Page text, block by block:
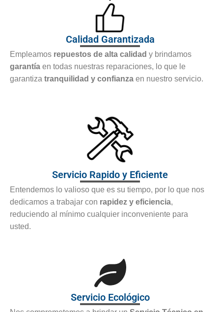
Calidad Garantizada
Empleamos repuestos de alta calidad y brindamos
garantía en todas nuestras reparaciones, lo que le
garantiza tranquilidad y confianza en nuestro servicio.
Servicio Rapido y Eficiente
Entendemos lo valioso que es su tiempo, por lo que nos
dedicamos a trabajar con rapidez y eficiencia,
reduciendo al mínimo cualquier inconveniente para
usted.
Servicio Ecológico